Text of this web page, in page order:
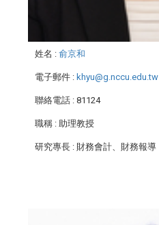
姓名 : 俞京和
電子郵件 : khyu@g.nccu.edu.tw
聯絡電話 : 81124
職稱 : 助理教授
研究專長 : 財務會計、財務報導